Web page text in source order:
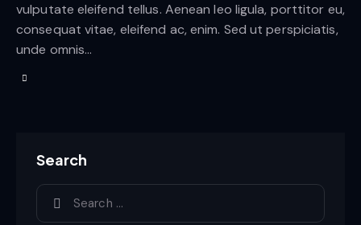
vulputate eleifend tellus. Aenean leo ligula, porttitor eu,
consequat vitae, eleifend ac, enim. Sed ut perspiciatis,
unde omnis…
Search